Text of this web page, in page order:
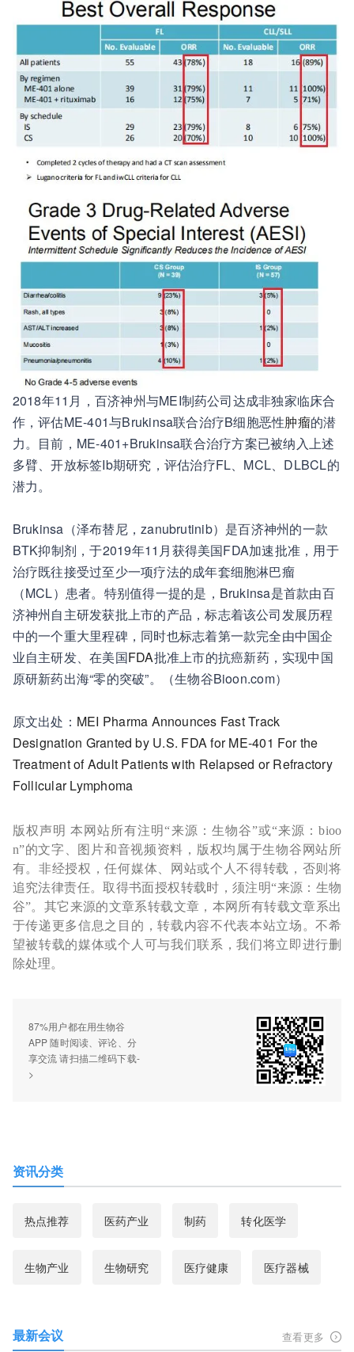
2018年11月，百济神州与MEI制药公司达成非独家临床合
作，评估ME-401与Brukinsa联合治疗B细胞恶性肿瘤的潜
力。目前，ME-401+Brukinsa联合治疗方案已被纳入上述
多臂、开放标签Ib期研究，评估治疗FL、MCL、DLBCL的
潜力。
Brukinsa（泽布替尼，zanubrutinib）是百济神州的一款
BTK抑制剂，于2019年11月获得美国FDA加速批准，用于
治疗既往接受过至少一项疗法的成年套细胞淋巴瘤
（MCL）患者。特别值得一提的是，Brukinsa是首款由百
济神州自主研发获批上市的产品，标志着该公司发展历程
中的一个重大里程碑，同时也标志着第一款完全由中国企
业自主研发、在美国FDA批准上市的抗癌新药，实现中国
原研新药出海“零的突破”。（生物谷Bioon.com）
原文出处： MEI Pharma Announces Fast Track
Designation Granted by U.S. FDA for ME-401 For the
Treatment of Adult Patients with Relapsed or Refractory
Follicular Lymphoma
版权声明 本网站所有注明“来源：生物谷”或“来源：bioo
n”的文字、图片和音视频资料，版权均属于生物谷网站所
有。非经授权，任何媒体、网站或个人不得转载，否则将
追究法律责任。取得书面授权转载时，须注明“来源：生物
谷”。其它来源的文章系转载文章，本网所有转载文章系出
于传递更多信息之目的，转载内容不代表本站立场。不希
望被转载的媒体或个人可与我们联系，我们将立即进行删
除处理。
87%用户都在用生物谷
APP 随时阅读、评论、分
享交流 请扫描二维码下载-
>
资讯分类
热点推荐 医药产业 制药 转化医学
生物产业 生物研究 医疗健康 医疗器械
最新会议 查看更多